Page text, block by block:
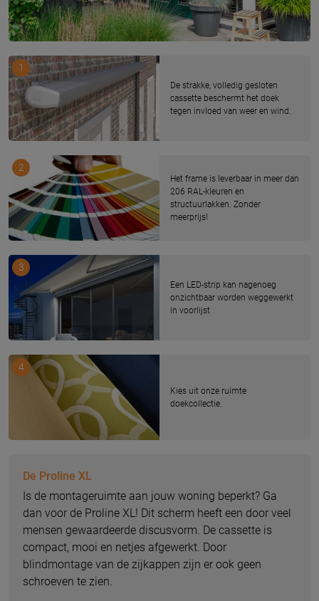
De strakke, volledig gesloten
cassette beschermt het doek
tegen invloed van weer en wind.
1
Het frame is leverbaar in meer dan
206 RAL-kleuren en
structuurlakken. Zonder
meerprijs!
2
Een LED-strip kan nagenoeg
onzichtbaar worden weggewerkt
in voorlijst
3
Kies uit onze ruimte
doekcollectie.
4
De Proline XL
Is de montageruimte aan jouw woning beperkt? Ga
dan voor de Proline XL! Dit scherm heeft een door veel
mensen gewaardeerde discusvorm. De cassette is
compact, mooi en netjes afgewerkt. Door
blindmontage van de zijkappen zijn er ook geen
schroeven te zien.